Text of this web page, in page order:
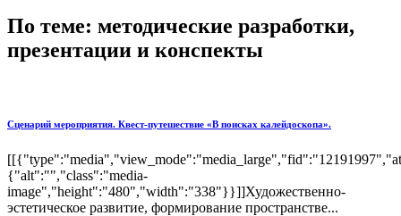
По теме: методические разработки,
презентации и конспекты
Сценарий мероприятия. Квест-путешествие «В поисках калейдоскопа».
{"alt":"","class":"media-
image","height":"480","width":"338"}}]]Художественно-
эстетическое развитие, формирование пространстве...